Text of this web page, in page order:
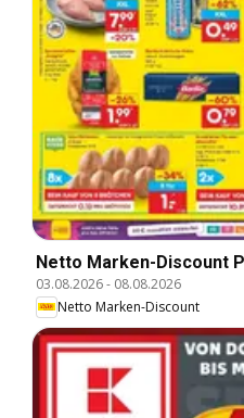
Netto Marken-Discount
03.08.2026- 08.08.2026
Netto Marken-Discount